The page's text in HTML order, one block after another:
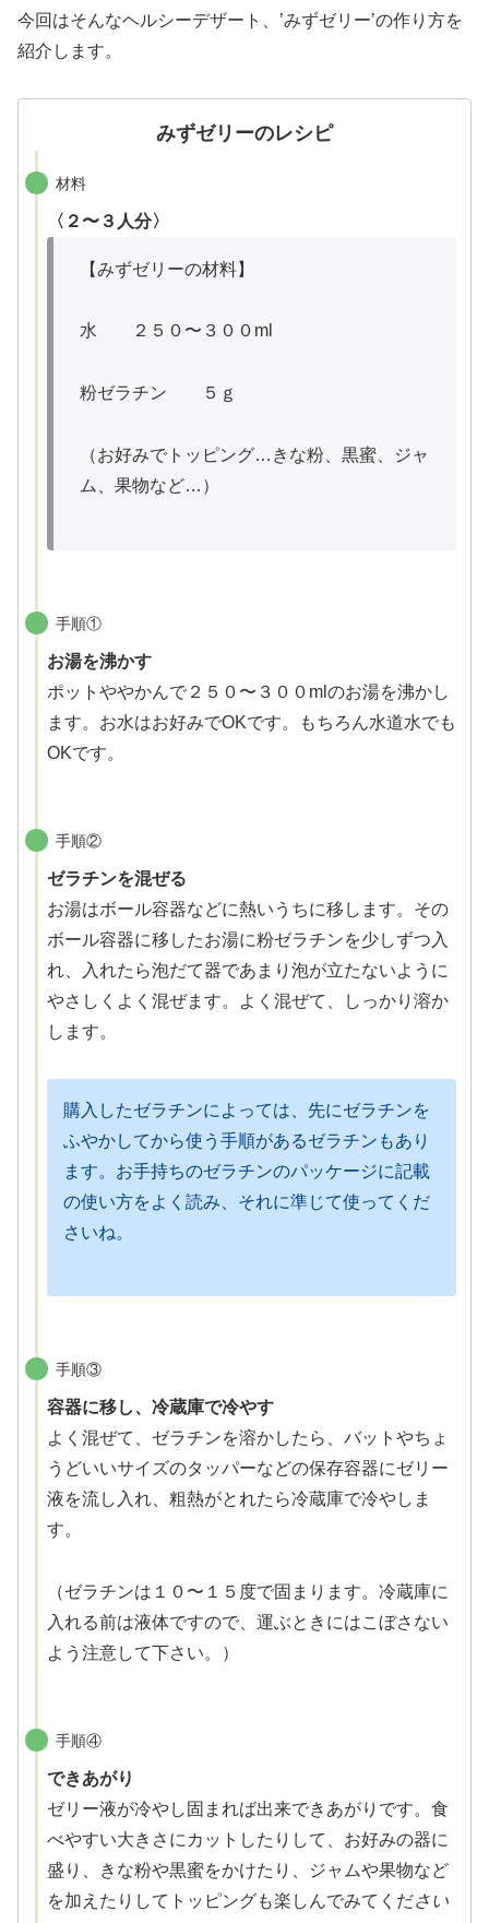
今回はそんなヘルシーデザート、’みずゼリー’の作り方を
紹介します。
みずゼリーのレシピ
材料
〈２〜３人分〉
【みずゼリーの材料】
水 ２５０〜３００ml
粉ゼラチン ５ｇ
（お好みでトッピング…きな粉、黒蜜、ジャ
ム、果物など…）
手順①
お湯を沸かす
ポットややかんで２５０〜３００mlのお湯を沸かし
ます。お水はお好みでOKです。もちろん水道水でも
OKです。
手順②
ゼラチンを混ぜる
お湯はボール容器などに熱いうちに移します。その
ボール容器に移したお湯に粉ゼラチンを少しずつ入
れ、入れたら泡だて器であまり泡が立たないように
やさしくよく混ぜます。よく混ぜて、しっかり溶か
します。
購入したゼラチンによっては、先にゼラチンを
ふやかしてから使う手順があるゼラチンもあり
ます。お手持ちのゼラチンのパッケージに記載
の使い方をよく読み、それに準じて使ってくだ
さいね。
手順③
容器に移し、冷蔵庫で冷やす
よく混ぜて、ゼラチンを溶かしたら、バットやちょ
うどいいサイズのタッパーなどの保存容器にゼリー
液を流し入れ、粗熱がとれたら冷蔵庫で冷やしま
す。
（ゼラチンは１０〜１５度で固まります。冷蔵庫に
入れる前は液体ですので、運ぶときにはこぼさない
よう注意して下さい。）
手順④
できあがり
ゼリー液が冷やし固まれば出来できあがりです。食
べやすい大きさにカットしたりして、お好みの器に
盛り、きな粉や黒蜜をかけたり、ジャムや果物など
を加えたりしてトッピングも楽しんでみてください